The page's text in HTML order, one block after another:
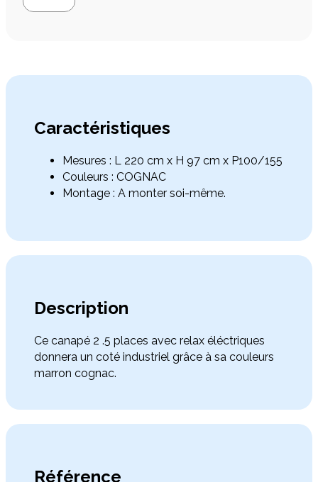
Caractéristiques
Mesures : L 220 cm x H 97 cm x P100/155
Couleurs : COGNAC
Montage : A monter soi-même.
Description
Ce canapé 2 .5 places avec relax éléctriques
donnera un coté industriel grâce à sa couleurs
marron cognac.
Référence